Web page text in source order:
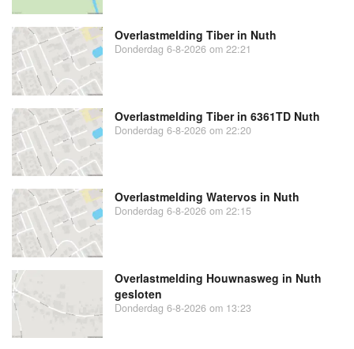
Overlastmelding Tiber in Nuth
Donderdag 6-8-2026 om 22:21
Overlastmelding Tiber in 6361TD Nuth
Donderdag 6-8-2026 om 22:20
Overlastmelding Watervos in Nuth
Donderdag 6-8-2026 om 22:15
Overlastmelding Houwnasweg in Nuth
gesloten
Donderdag 6-8-2026 om 13:23